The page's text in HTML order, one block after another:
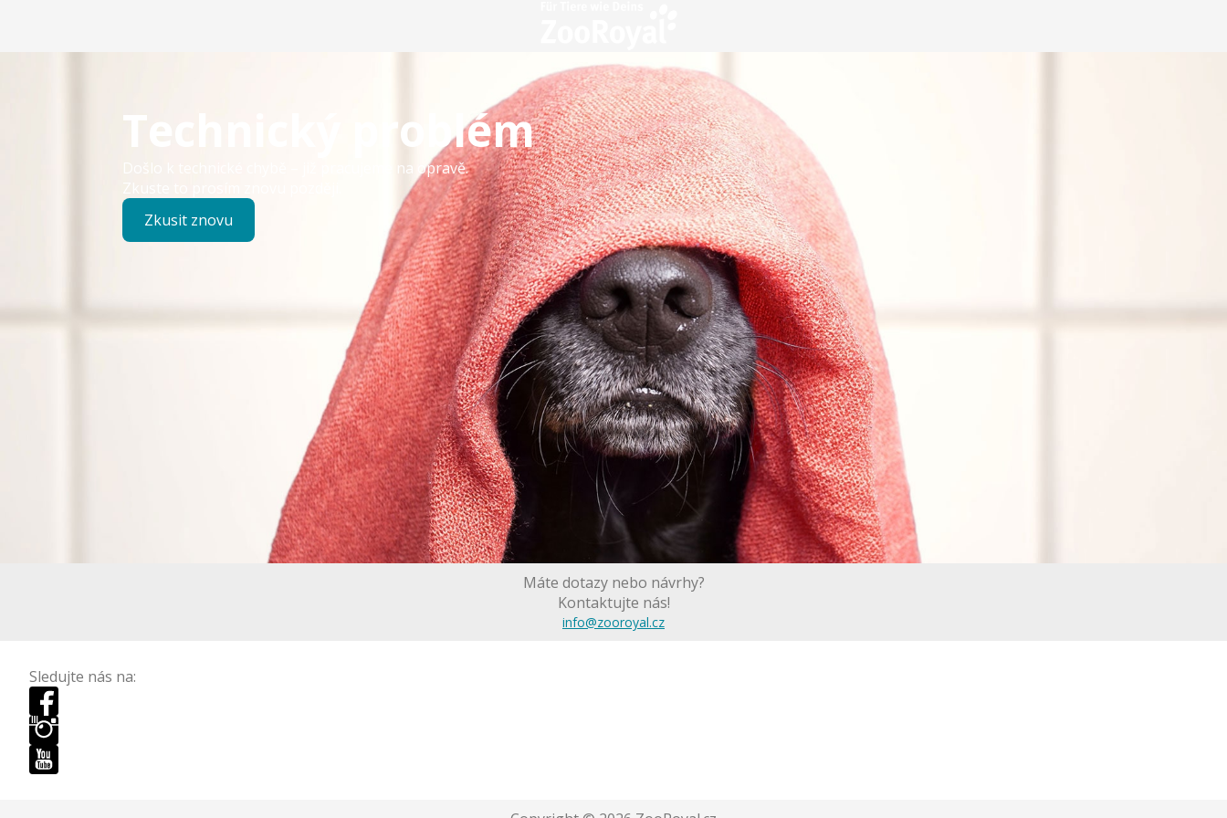
Technický problém
Došlo k technické chybě – již pracujeme na opravě.
Zkuste to prosím znovu později.
Zkusit znovu
Máte dotazy nebo návrhy?
Kontaktujte nás!
info@zooroyal.cz
Sledujte nás na: